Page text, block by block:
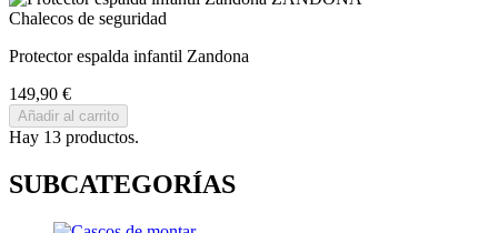
Chalecos de seguridad
Protector espalda infantil Zandona
149,90 €
Añadir al carrito
Hay 13 productos.
SUBCATEGORÍAS